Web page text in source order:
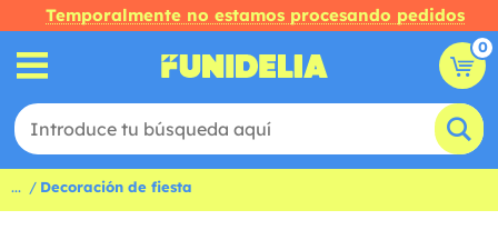
Temporalmente no estamos procesando pedidos
0
... Decoración de fiesta